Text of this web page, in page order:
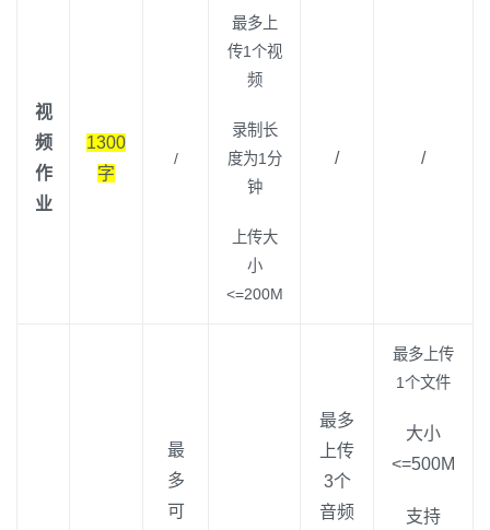
视
频
作
业
1300
字
/
最多上
传1个视
频
录制长
度为1分
钟
上传大
小
<=200M
/ /
最
多
可
最多
上传
3个
音频
最多上传
1个文件
大小
<=500M
支持